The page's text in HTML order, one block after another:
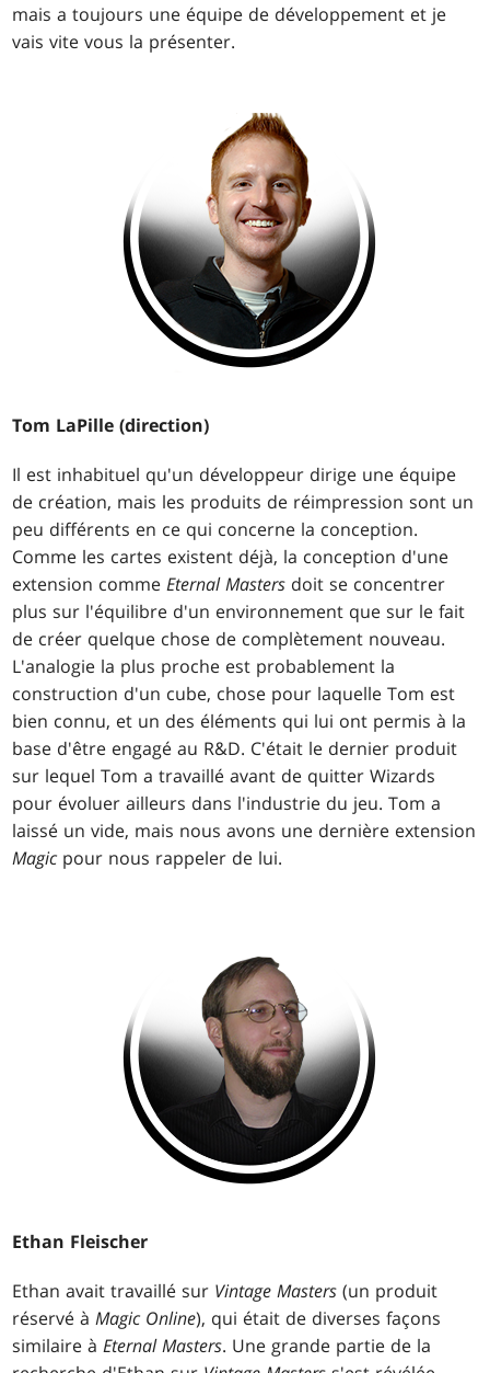
mais a toujours une équipe de développement et je
vais vite vous la présenter.
Tom LaPille (direction)
Il est inhabituel qu'un développeur dirige une équipe
de création, mais les produits de réimpression sont un
peu différents en ce qui concerne la conception.
Comme les cartes existent déjà, la conception d'une
extension commeEternal Masters doit se concentrer
plus sur l'équilibre d'un environnement que sur le fait
de créer quelque chose de complètement nouveau.
L'analogie la plus proche est probablement la
construction d'un cube, chose pour laquelle Tom est
bien connu, et un des éléments qui lui ont permis à la
base d'être engagé au R&D. C'était le dernier produit
sur lequel Tom a travaillé avant de quitter Wizards
pour évoluer ailleurs dans l'industrie du jeu. Tom a
laissé un vide, mais nous avons une dernière extension
Magic pour nous rappeler de lui.
Ethan Fleischer
Ethan avait travaillé sur Vintage Masters (un produit
réservé àMagic Online), qui était de diverses façons
similaire àEternal Masters. Une grande partie de la